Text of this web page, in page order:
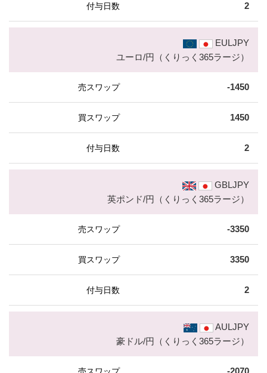
2
EULJPY
ユーロ/円（くりっく365ラージ）
-1450
1450
2
GBLJPY
英ポンド/円（くりっく365ラージ）
-3350
3350
2
AULJPY
豪ドル/円（くりっく365ラージ）
-2070